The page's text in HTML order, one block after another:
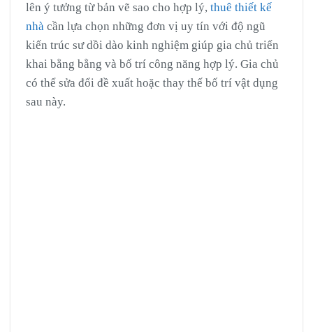
lên ý tưởng từ bản vẽ sao cho hợp lý, thuê thiết kế
nhà cần lựa chọn những đơn vị uy tín với độ ngũ
kiến trúc sư dồi dào kinh nghiệm giúp gia chủ triển
khai bằng bằng và bố trí công năng hợp lý. Gia chủ
có thể sửa đổi đề xuất hoặc thay thế bố trí vật dụng
sau này.